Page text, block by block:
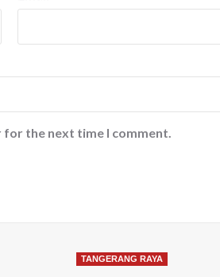
the next time I comment.
TANGERANG RAYA